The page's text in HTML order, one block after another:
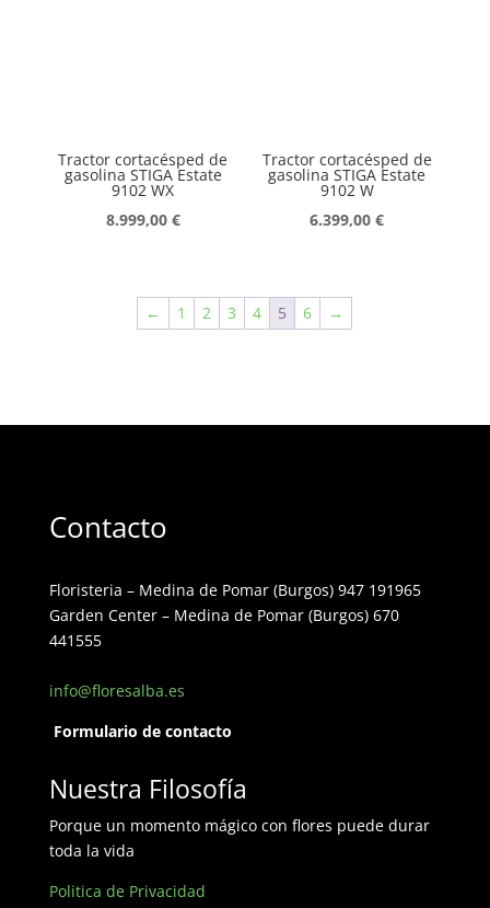
Tractor cortacésped de
gasolina STIGA Estate
9102 WX
8.999,00 €
Tractor cortacésped de
gasolina STIGA Estate
9102 W
6.399,00€
← 1 2 3 4 5 6 →
Contacto
Floristeria – Medina de Pomar (Burgos) 947 191965
Garden Center – Medina de Pomar (Burgos) 670
441555
info@floresalba.es
Formulario de contacto
Nuestra Filosofía
Porque un momento mágico con flores puede durar
toda la vida
Politica de Privacidad